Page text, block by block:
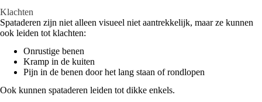
Klachten
Spataderen zijn niet alleen visueel niet aantrekkelijk, maar ze kunnen
ook leiden tot klachten:
Onrustige benen
Kramp in de kuiten
Pijn in de benen door het lang staan of rondlopen
Ook kunnen spataderen leiden tot dikke enkels.